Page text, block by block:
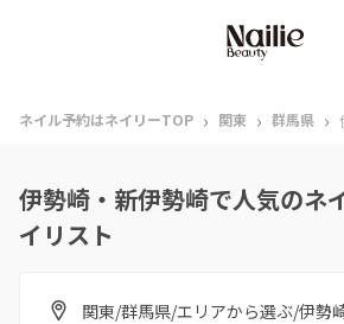
ネイル予約はネイリーTOP › 関東 › 群馬県 ›
伊勢崎・新伊勢崎で人気のネ
イリスト
関東/群馬県/エリアから選ぶ/伊勢